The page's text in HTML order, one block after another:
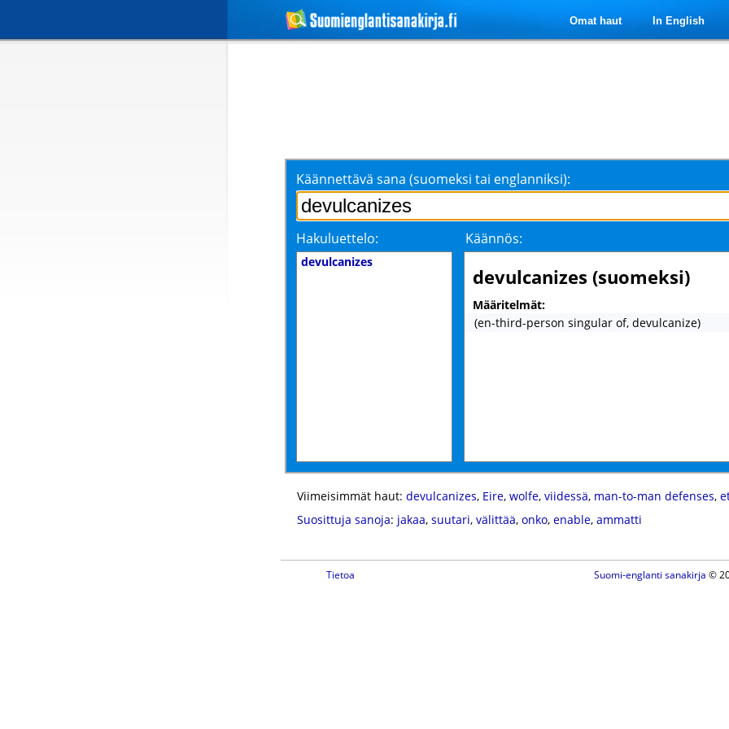
Omat haut In English
Käännettävä sana (suomeksi tai englanniksi):
Hakuluettelo: Käännös:
devulcanizes
devulcanizes (suomeksi)
Määritelmät:
(en-third-person singular of, devulcanize)
Viimeisimmät haut: devulcanizes, Eire, wolfe, viidessä, man-to-man defenses,
Suosittuja sanoja: jakaa, suutari, välittää, onko, enable, ammatti
Tietoa Suomi-englanti sanakirja ©